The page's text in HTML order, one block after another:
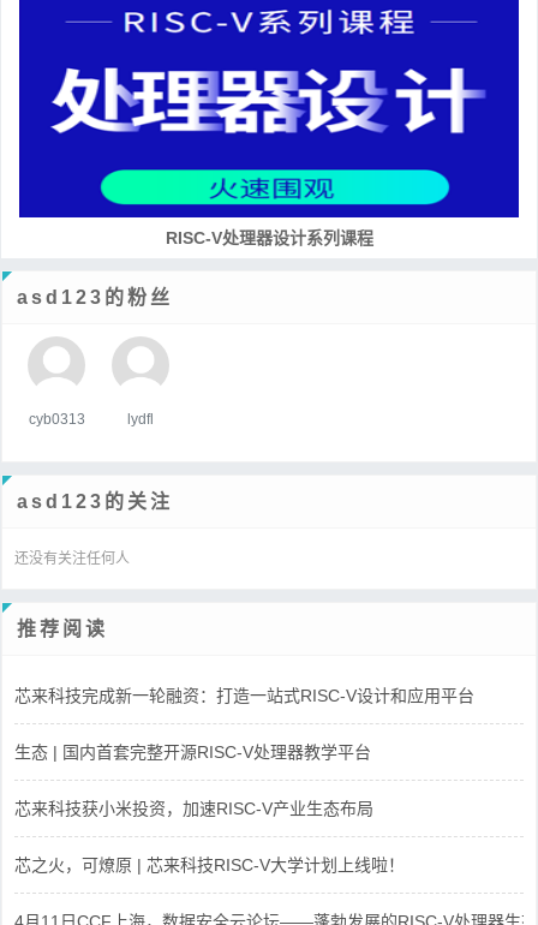
RISC-V处理器设计系列课程
asd123的粉丝
cyb0313 lydfl
asd123的关注
还没有关注任何人
推荐阅读
芯来科技完成新一轮融资：打造一站式RISC-V设计和应用平台
生态 | 国内首套完整开源RISC-V处理器教学平台
芯来科技获小米投资，加速RISC-V产业生态布局
芯之火，可燎原 | 芯来科技RISC-V大学计划上线啦！
4月11日CCF上海，数据安全云论坛——蓬勃发展的RISC-V处理器生态